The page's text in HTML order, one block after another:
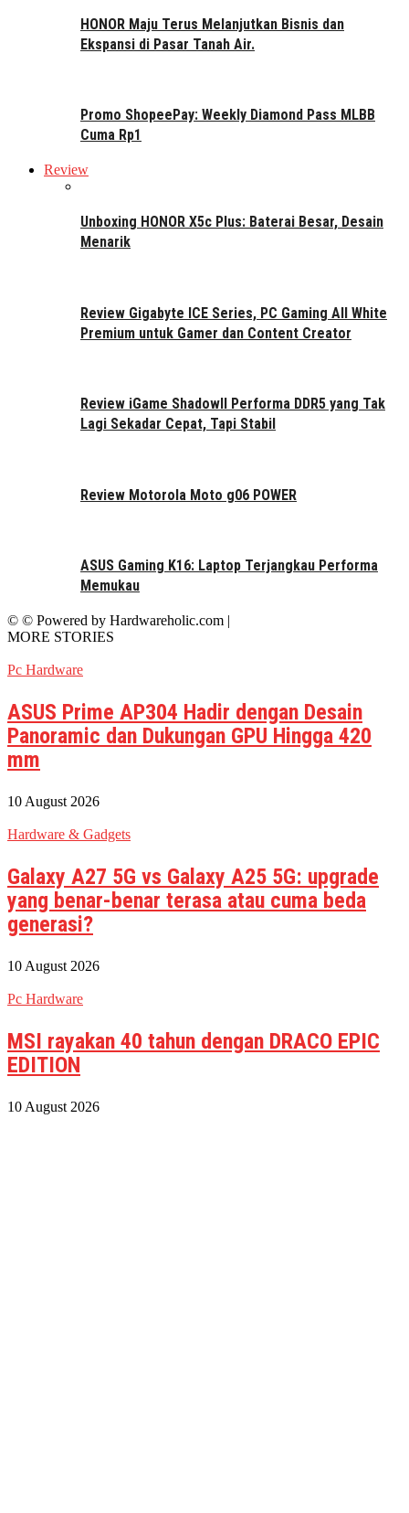
HONOR Maju Terus Melanjutkan Bisnis dan
Ekspansi di Pasar Tanah Air.
Promo ShopeePay: Weekly Diamond Pass MLBB
Cuma Rp1
Review
Unboxing HONOR X5c Plus: Baterai Besar, Desain
Menarik
Review Gigabyte ICE Series, PC Gaming All White
Premium untuk Gamer dan Content Creator
Review iGame ShadowII Performa DDR5 yang Tak
Lagi Sekadar Cepat, Tapi Stabil
Review Motorola Moto g06 POWER
ASUS Gaming K16: Laptop Terjangkau Performa
Memukau
© © Powered by Hardwareholic.com |
MORE STORIES
Pc Hardware
ASUS Prime AP304 Hadir dengan Desain
Panoramic dan Dukungan GPU Hingga 420
mm
10 August 2026
Hardware & Gadgets
Galaxy A27 5G vs Galaxy A25 5G: upgrade
yang benar-benar terasa atau cuma beda
generasi?
10 August 2026
Pc Hardware
MSI rayakan 40 tahun dengan DRACO EPIC
EDITION
10 August 2026